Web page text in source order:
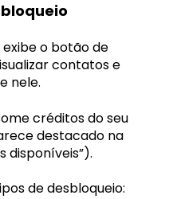
o botão de
contatos e
nele.
créditos do seu
destacado na
disponíveis”).
de desbloqueio: